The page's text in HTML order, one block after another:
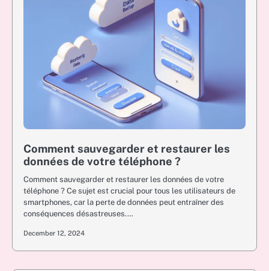
Comment sauvegarder et restaurer les
données de votre téléphone ?
Comment sauvegarder et restaurer les données de votre
téléphone ? Ce sujet est crucial pour tous les utilisateurs de
smartphones, car la perte de données peut entraîner des
conséquences désastreuses.…
December 12, 2024